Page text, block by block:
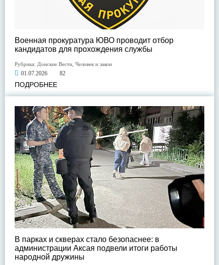
Военная прокуратура ЮВО проводит отбор
кандидатов для прохождения службы
Рубрика: Донские Вести Человек и закон
01.07.2026 82
ПОДРОБНЕЕ
В парках и скверах стало безопаснее: в
администрации Аксая подвели итоги работы
народной дружины